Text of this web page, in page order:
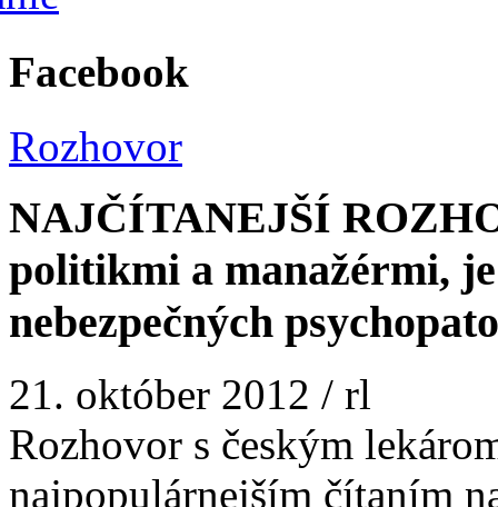
Facebook
Rozhovor
NAJČÍTANEJŠÍ
politikmi a manažérmi,
nebezpečných
21. október 2012 / rl
Rozhovor s českým
najpopulárnejším čítaním